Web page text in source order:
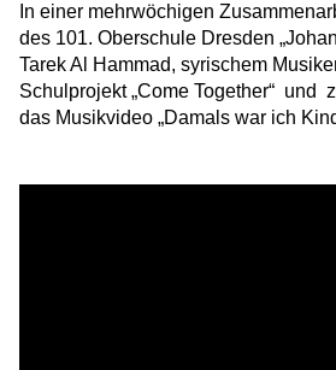
In einer mehrwöchigen
des 101. Oberschule Dresden
Tarek Al Hammad, syrischem
Schulprojekt „Come Together“ und
das Musikvideo „Damals war ich